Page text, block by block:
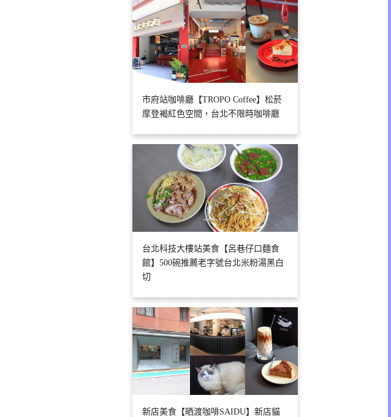
市府站咖啡廳【TROPO Coffee】松菸
摩登褐紅色空間，台北不限時咖啡廳
台北科技大樓站美食【呂巷仔口麵食
館】500碗推薦老字號台北米粉湯黑白
切
新店美食【晒渡咖啡SAIDU】新店貓